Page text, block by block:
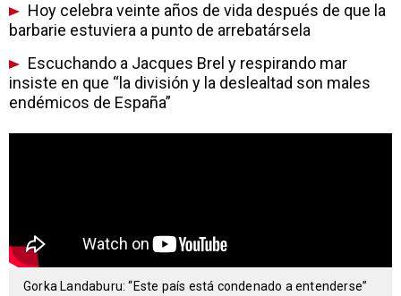
Hoy celebra veinte años de vida después de que la
barbarie estuviera a punto de arrebatársela
Escuchando a Jacques Brel y respirando mar
insiste en que “la división y la deslealtad son males
endémicos de España”
Gorka Landaburu: “Este país está condenado a entenderse”